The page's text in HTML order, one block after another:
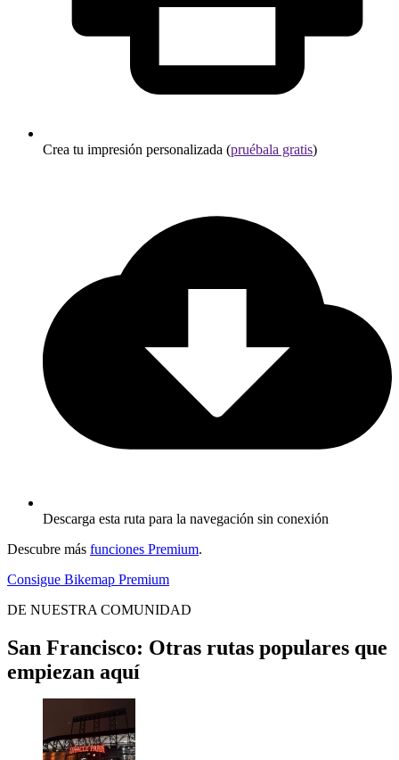
Crea tu impresión personalizada (pruébala gratis)
Descarga esta ruta para la navegación sin conexión
Descubre más funciones Premium.
Consigue Bikemap Premium
DE NUESTRA COMUNIDAD
San Francisco: Otras rutas populares que
empiezan aquí